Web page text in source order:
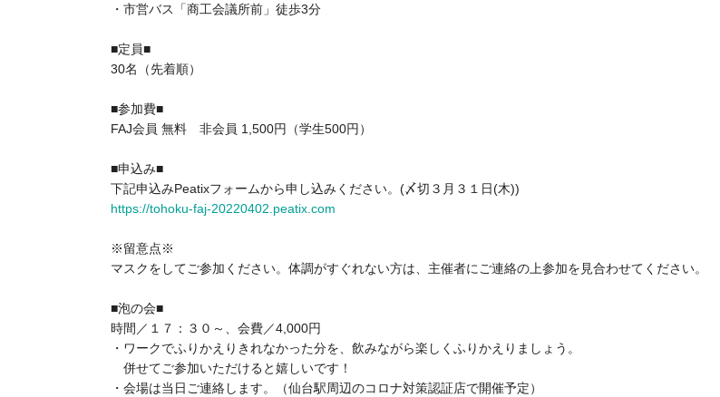
・市営バス「商工会議所前」徒歩3分
■定員■
30名（先着順）
■参加費■
FAJ会員 無料 非会員 1,500円（学生500円）
■申込み■
下記申込みPeatixフォームから申し込みください。(〆切３月３１日(木))
https://tohoku-faj-20220402.peatix.com
※留意点※
マスクをしてご参加ください。体調がすぐれない方は、主催者にご連絡の上参加を見合わせてください。
■泡の会■
時間／１７：３０～、会費／4,000円
・ワークでふりかえりきれなかった分を、飲みながら楽しくふりかえりましょう。
併せてご参加いただけると嬉しいです！
・会場は当日ご連絡します。（仙台駅周辺のコロナ対策認証店で開催予定）